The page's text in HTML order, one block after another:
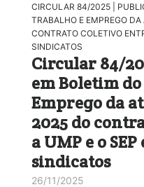
CIRCULAR 84/2025 |
TRABALHO E EMPREGO
CONTRATO COLETIVO
SINDICATOS
Circular 84/
em Boletim
Emprego da
2025 do
a UMP e o
sindicatos
26/11/2025